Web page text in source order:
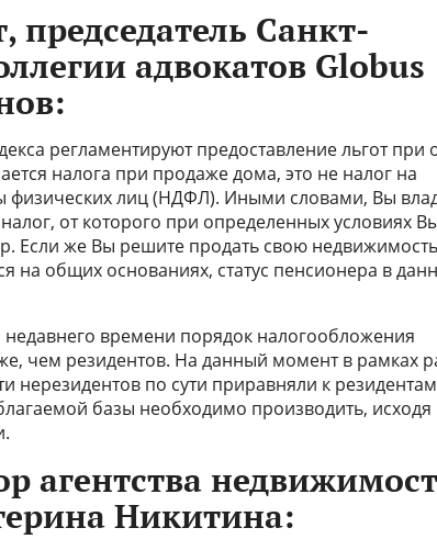
председатель Санкт-
адвокатов Globus
регламентируют предоставление льгот при
налога при продаже дома, это не налог на
физических лиц (НДФЛ). Иными словами, Вы
от которого при определенных условиях
Если же Вы решите продать свою
на общих основаниях, статус пенсионера в
недавнего времени порядок налогообложения
чем резидентов. На данный момент в рамках
по сути приравняли к
базы необходимо производить, исходя
агентства
Никитина: